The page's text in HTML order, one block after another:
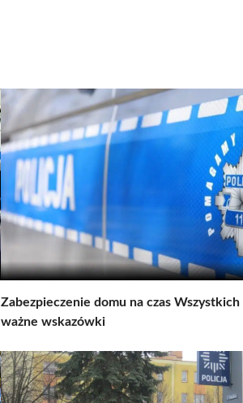
Zabezpieczenie domu na czas
ważne wskazówki